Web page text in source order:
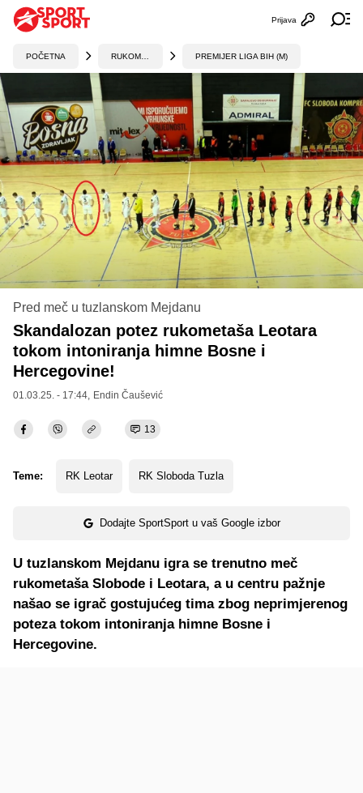
Otvori
Prijava
POČETNA PREMIJER LIGA BIH (M)
Pred meč u tuzlanskom Mejdanu
Skandalozan potez rukometaša Leotara
tokom intoniranja himne Bosne i
Hercegovine!
01.03.25. - 17:44, Endin Čaušević
13
Teme: RK Leotar RK Sloboda Tuzla
Dodajte SportSport u vaš Google izbor
U tuzlanskom Mejdanu igra se trenutno meč
rukometaša Slobode i Leotara, a u centru pažnje
našao se igrač gostujućeg tima zbog neprimjerenog
poteza tokom intoniranja himne Bosne i
Hercegovine.